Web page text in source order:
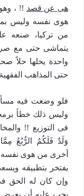
هى عن قصد !! ،
هوى نفسه وليس
من تركيا، صنعه
يتماشى حتى مع
واحدة يحلها حلاً
حتى المذاهب
فلو وضعت فيه
وليس ذلك خطأ
فى التوزيع !!
وَلَدٌ فَلَكُمُ الرُّبُعُ
أخرى من هوى نفسه
يفتخر بتطبيقه
وإن كان له الحق
يجب عليه أن